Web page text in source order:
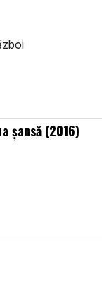
șansă (2016)